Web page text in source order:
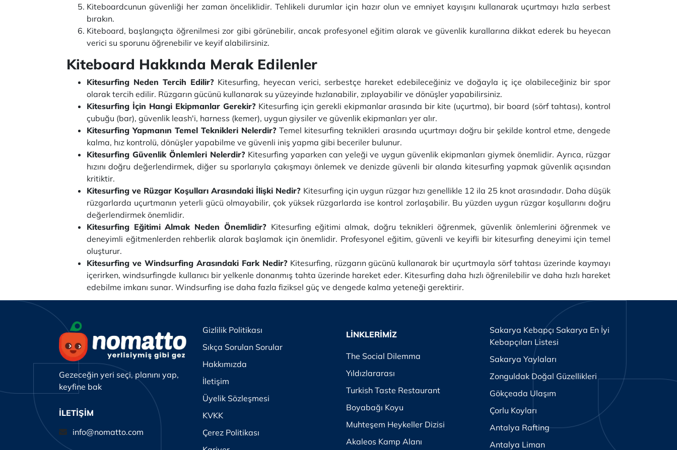
Kiteboardcunun güvenliği her zaman önceliklidir. Tehlikeli durumlar için hazır olun ve emniyet kayışını kullanarak uçurtmayı hızla serbest
bırakın.
Kiteboard, başlangıçta öğrenilmesi zor gibi görünebilir, ancak profesyonel eğitim alarak ve güvenlik kurallarına dikkat ederek bu heyecan
verici su sporunu öğrenebilir ve keyif alabilirsiniz.
Kiteboard Hakkında Merak Edilenler
Kitesurfing Neden Tercih Edilir? Kitesurfing, heyecan verici, serbestçe hareket edebileceğiniz ve doğayla iç içe olabileceğiniz bir spor
olarak tercih edilir. Rüzgarın gücünü kullanarak su yüzeyinde hızlanabilir, zıplayabilir ve dönüşler yapabilirsiniz.
Kitesurfing İçin Hangi Ekipmanlar Gerekir?Kitesurfing için gerekli ekipmanlar arasında bir kite (uçurtma), bir board (sörf tahtası), kontrol
çubuğu (bar), güvenlik leash'i, harness (kemer), uygun giysiler ve güvenlik ekipmanları yer alır.
Kitesurfing Yapmanın Temel Teknikleri Nelerdir? Temel kitesurfing teknikleri arasında uçurtmayı doğru bir şekilde kontrol etme, dengede
kalma, hız kontrolü, dönüşler yapabilme ve güvenli iniş yapma gibi beceriler bulunur.
Kitesurfing Güvenlik Önlemleri Nelerdir?Kitesurfing yaparken can yeleği ve uygun güvenlik ekipmanları giymek önemlidir. Ayrıca, rüzgar
hızını doğru değerlendirmek, diğer su sporlarıyla çakışmayı önlemek ve denizde güvenli bir alanda kitesurfing yapmak güvenlik açısından
kritiktir.
Kitesurfing ve Rüzgar Koşulları Arasındaki İlişki Nedir? Kitesurfing için uygun rüzgar hızı genellikle 12 ila 25 knot arasındadır. Daha düşük
rüzgarlarda uçurtmanın yeterli gücü olmayabilir, çok yüksek rüzgarlarda ise kontrol zorlaşabilir. Bu yüzden uygun rüzgar koşullarını doğru
değerlendirmek önemlidir.
Kitesurfing Eğitimi Almak Neden Önemlidir? Kitesurfing eğitimi almak, doğru teknikleri öğrenmek, güvenlik önlemlerini öğrenmek ve
deneyimli eğitmenlerden rehberlik alarak başlamak için önemlidir. Profesyonel eğitim, güvenli ve keyifli bir kitesurfing deneyimi için temel
oluşturur.
Kitesurfing ve Windsurfing Arasındaki Fark Nedir?Kitesurfing, rüzgarın gücünü kullanarak bir uçurtmayla sörf tahtası üzerinde kaymayı
içerirken, windsurfingde kullanıcı bir yelkenle donanmış tahta üzerinde hareket eder. Kitesurfing daha hızlı öğrenilebilir ve daha hızlı hareket
edebilme imkanı sunar. Windsurfing ise daha fazla fiziksel güç ve dengede kalma yeteneği gerektirir.
Gezeceğin yeri seçi, planını yap,
keyfine bak
İLETİŞİM
info@nomatto.com
Gizlilik Politikası
Sıkça Sorulan Sorular
Hakkımızda
İletişim
Üyelik Sözleşmesi
KVKK
Çerez Politikası
LİNKLERİMİZ
The Social Dilemma
Yıldızlararası
Turkish Taste Restaurant
Boyabağı Koyu
Muhteşem Heykeller Dizisi
Akaleos Kamp Alanı
Sakarya Kebapçı Sakarya En İyi
Kebapçıları Listesi
Sakarya Yaylaları
Zonguldak Doğal Güzellikleri
Gökçeada Ulaşım
Çorlu Koyları
Antalya Rafting
Antalya Liman